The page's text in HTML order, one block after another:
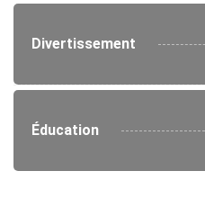
Divertissement
Éducation